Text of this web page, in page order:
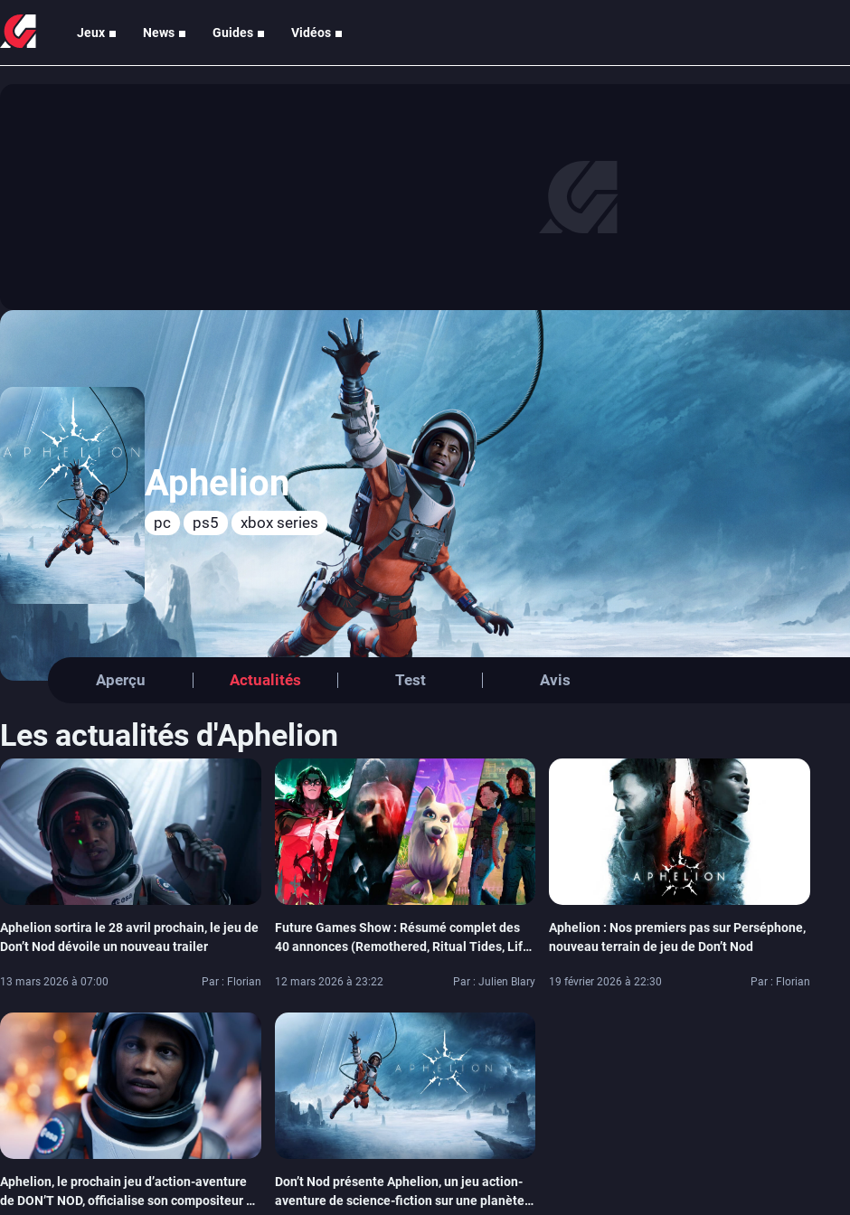
Jeux News Guides Vidéos
Aphelion
pc ps5 xbox series
Aperçu Actualités Test Avis
Les actualités d'Aphelion
Aphelion sortira le 28 avril prochain, le jeu de
Don’t Nod dévoile un nouveau trailer
13 mars 2026 à 07:00 Par : Florian
Future Games Show : Résumé complet des
40 annonces (Remothered, Ritual Tides, Life
12 mars 2026 à 23:22 Par : Julien Blary
Aphelion : Nos premiers pas sur Perséphone,
nouveau terrain de jeu de Don’t Nod
19 février 2026 à 22:30 Par : Florian
Aphelion, le prochain jeu d’action-aventure
de DON’T NOD, officialise son compositeur et
Don’t Nod présente Aphelion, un jeu action-
aventure de science-fiction sur une planète